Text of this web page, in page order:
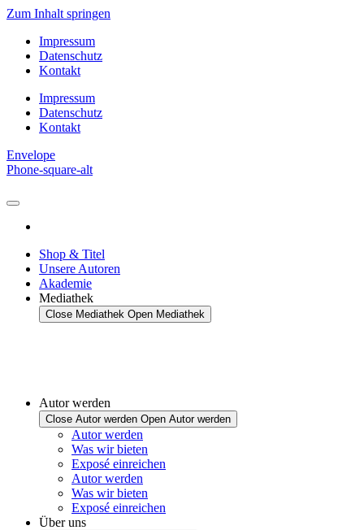
Zum Inhalt springen
Impressum
Datenschutz
Kontakt
Impressum
Datenschutz
Kontakt
Envelope
Phone-square-alt
Shop & Titel
Unsere Autoren
Akademie
Mediathek
Close Mediathek Open Mediathek
Autor werden
Close Autor werden Open Autor werden
Autor werden
Was wir bieten
Exposé einreichen
Autor werden
Was wir bieten
Exposé einreichen
Über uns